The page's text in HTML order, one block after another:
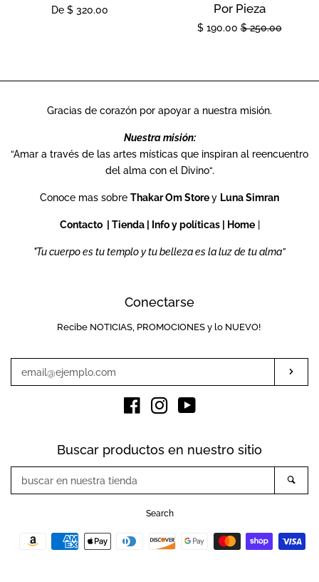
Precio
De $ 320.00
Por Pieza
Precio
$ 190.00 Precio
$ 250.00
Gracias de corazón por apoyar a nuestra misión.
Nuestra misión:
“Amar a través de las artes místicas que inspiran al reencuentro
del alma con el Divino“.
Conoce mas sobre Thakar Om Storey Luna Simran
Contacto | Tienda| Info y políticas | Home|
"Tu cuerpo es tu templo y tu belleza es la luz de tu alma”
Conectarse
Introduzca
e-
Recibe NOTICIAS, PROMOCIONES y lo NUEVO!
FacebookInstagram
Buscar productos en nuestro sitio
en
nuestra
Search
Métodos